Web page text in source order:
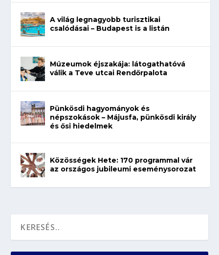
A világ legnagyobb turisztikai
csalódásai – Budapest is a listán
Múzeumok éjszakája: látogathatóvá
válik a Teve utcai Rendőrpalota
Pünkösdi hagyományok és
népszokások – Májusfa, pünkösdi király
és ősi hiedelmek
Közösségek Hete: 170 programmal vár
az országos jubileumi eseménysorozat